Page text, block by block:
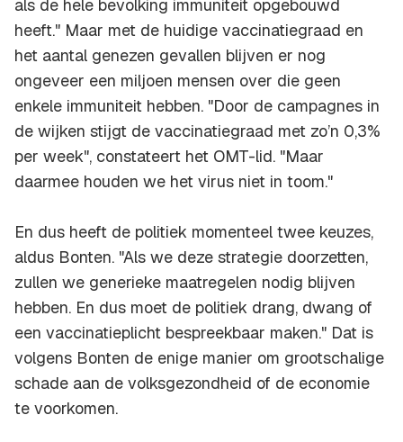
als de hele bevolking immuniteit opgebouwd
heeft." Maar met de huidige vaccinatiegraad en
het aantal genezen gevallen blijven er nog
ongeveer een miljoen mensen over die geen
enkele immuniteit hebben. "Door de campagnes in
de wijken stijgt de vaccinatiegraad met zo’n 0,3%
per week", constateert het OMT-lid. "Maar
daarmee houden we het virus niet in toom."
En dus heeft de politiek momenteel twee keuzes,
aldus Bonten. "Als we deze strategie doorzetten,
zullen we generieke maatregelen nodig blijven
hebben. En dus moet de politiek drang, dwang of
een vaccinatieplicht bespreekbaar maken." Dat is
volgens Bonten de enige manier om grootschalige
schade aan de volksgezondheid of de economie
te voorkomen.